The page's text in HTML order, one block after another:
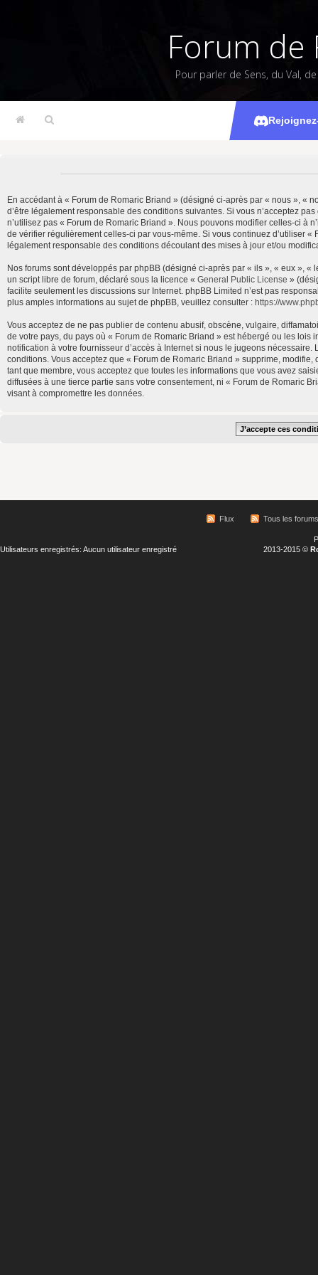
Forum de
Pour parler de Sens, du Val,
En accédant à « Forum de Romaric Briand » (désigné ci-après par « nous », «
d’être légalement responsable des conditions suivantes. Si vous n’acceptez
n’utilisez pas « Forum de Romaric Briand ». Nous pouvons modifier celles-ci à
de vérifier régulièrement celles-ci par vous-même. Si vous continuez d’utiliser
légalement responsable des conditions découlant des mises à jour et/ou
Nos forums sont développés par phpBB (désigné ci-après par « ils », « eux »,
un script libre de forum, déclaré sous la licence « General Public License »
facilite seulement les discussions sur Internet. phpBB Limited n’est pas
plus amples informations au sujet de phpBB, veuillez consulter : https://
Vous acceptez de ne pas publier de contenu abusif, obscène, vulgaire,
de votre pays, du pays où « Forum de Romaric Briand » est hébergé ou les
notification à votre fournisseur d’accès à Internet si nous le jugeons
conditions. Vous acceptez que « Forum de Romaric Briand » supprime,
tant que membre, vous acceptez que toutes les informations que vous avez
diffusées à une tierce partie sans votre consentement, ni « Forum de Romaric
visant à compromettre les données.
Flux Tous les forums
Utilisateurs enregistrés: Aucun utilisateur enregistré
2013-2015 ©